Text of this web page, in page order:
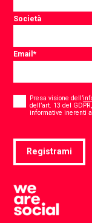
Società
Email*
Consent
Presa visione dell’
dell’art. 13 del
informative inerenti
Registrami